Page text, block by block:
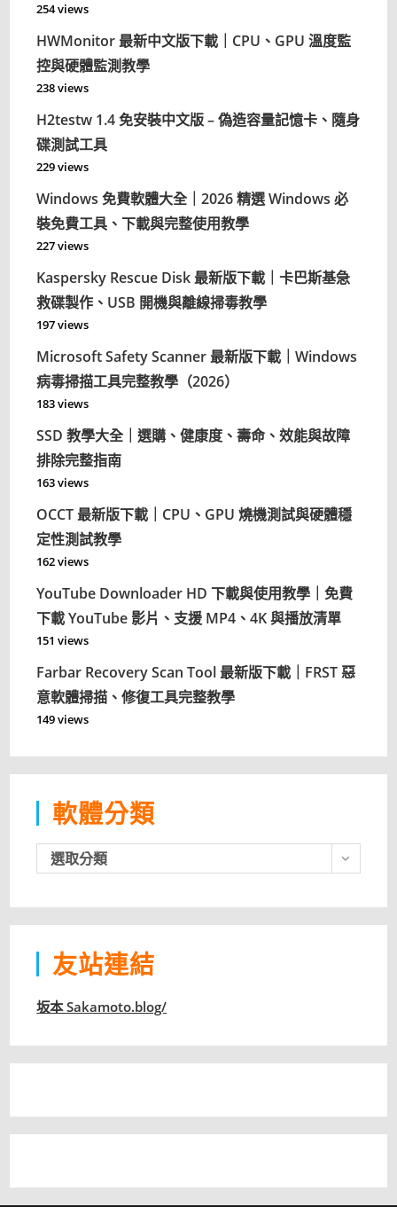
254 views
HWMonitor 最新中文版下載｜CPU、GPU 溫度監
控與硬體監測教學
238 views
H2testw 1.4 免安裝中文版 – 偽造容量記憶卡、隨身
碟測試工具
229 views
Windows 免費軟體大全｜2026 精選 Windows 必
裝免費工具、下載與完整使用教學
227 views
Kaspersky Rescue Disk 最新版下載｜卡巴斯基急
救碟製作、USB 開機與離線掃毒教學
197 views
Microsoft Safety Scanner 最新版下載｜Windows
病毒掃描工具完整教學（2026）
183 views
SSD 教學大全｜選購、健康度、壽命、效能與故障
排除完整指南
163 views
OCCT 最新版下載｜CPU、GPU 燒機測試與硬體穩
定性測試教學
162 views
YouTube Downloader HD 下載與使用教學｜免費
下載 YouTube 影片、支援 MP4、4K 與播放清單
151 views
Farbar Recovery Scan Tool 最新版下載｜FRST 惡
意軟體掃描、修復工具完整教學
149 views
軟體分類
體
選取分類
友站連結
坂本 Sakamoto.blog/